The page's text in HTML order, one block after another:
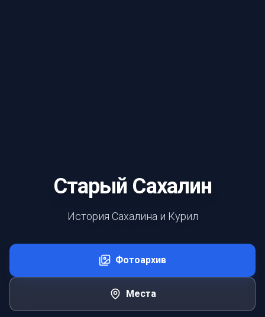
Старый Сахалин
История Сахалина и Курил
Фотоархив
Места